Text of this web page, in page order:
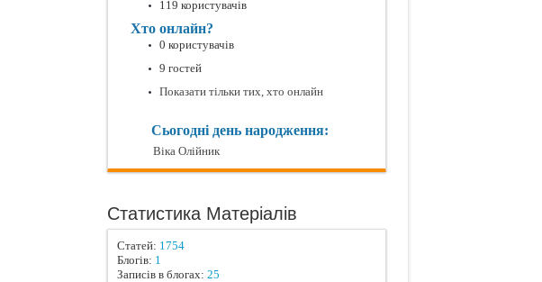
119 користувачів
Хто онлайн?
0 користувачів
9 гостей
Показати тільки тих, хто онлайн
Сьогодні день народження:
Вiка Олійник
Статистика Матеріалів
Статей: 1754
Блогів: 1
Записів в блогах: 25